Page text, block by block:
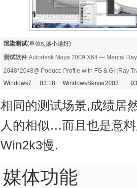
渲染测试(单位s,越小越好)
测试软件:Autodesk Maya 2009 X64 — Mental Ray
2048*2048@ Poduce Profile with FG & GI (Ray
Windows7
03:18 WindowsServer2003
相同的测试场景,成绩居
人的相似…而且也是意
Win2k3慢.
媒体功能